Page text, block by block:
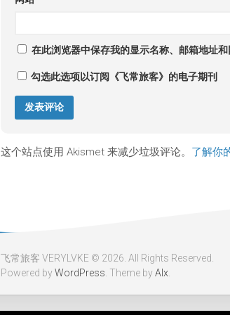
在此浏览器中保存我的显示名称、邮箱地址和
勾选此选项以订阅《飞常旅客》的电子期刊
这个站点使用 Akismet 来减少垃圾评论。 了解你
飞常旅客 VERYLVKE © 2026. All Rights Reserved.
Powered byWordPress . Theme byAlx